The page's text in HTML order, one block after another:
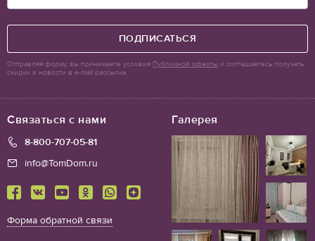
Галерея
Связаться с нами
8-800-707-05-81
info@TomDom.ru
Форма обратной связи
ПОДПИСАТЬСЯ
Отправляя форму, вы принимаете условия Публичной оферты и соглашаетесь получать
скидки и новости в e-mail рассылке